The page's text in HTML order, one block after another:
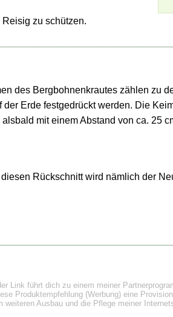
zu schützen.
des Bergbohnenkrautes zählen zu
Erde festgedrückt werden. Die
mit einem Abstand von ca. 25
Rückschnitt wird nämlich der
Link führt dich zu einem meiner
Produktempfehlung (Werbung) eine
Ausbau und die Pflege meiner